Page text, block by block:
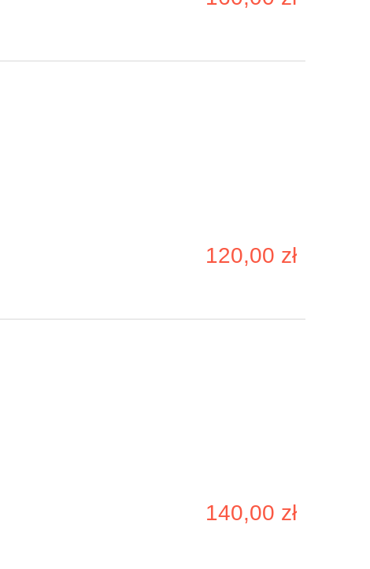
120,00 zł
140,00 zł